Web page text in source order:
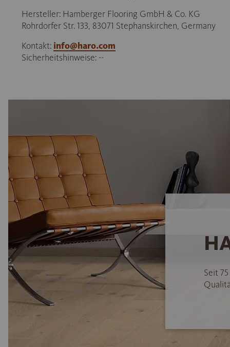
Hersteller: Hamberger Flooring GmbH & Co. KG
Rohrdorfer Str. 133, 83071 Stephanskirchen, Germany
Kontakt: info@haro.com
Sicherheitshinweise: --
Seit